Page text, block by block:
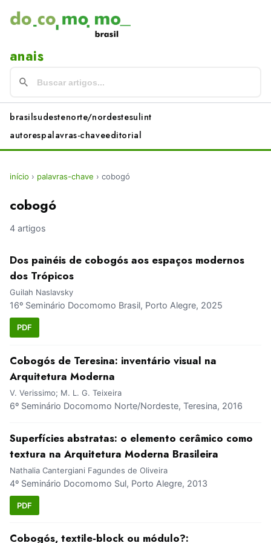
anais
brasilsudestenorte/nordestesulint
autorespalavras-chaveeditorial
início › palavras-chave › cobogó
cobogó
4 artigos
Dos painéis de cobogós aos espaços modernos
dos Trópicos
Guilah Naslavsky
16º Seminário Docomomo Brasil, Porto Alegre, 2025
PDF
Cobogós de Teresina: inventário visual na
Arquitetura Moderna
V. Verissimo; M. L. G. Teixeira
6º Seminário Docomomo Norte/Nordeste, Teresina, 2016
Superfícies abstratas: o elemento cerâmico como
textura na Arquitetura Moderna Brasileira
Nathalia Cantergiani Fagundes de Oliveira
4º Seminário Docomomo Sul, Porto Alegre, 2013
PDF
Cobogós, textile-block ou módulo?: